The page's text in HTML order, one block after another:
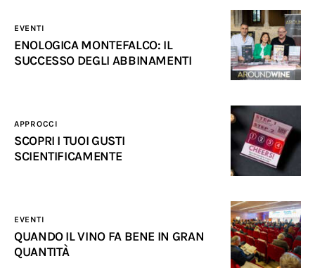
EVENTI
ENOLOGICA MONTEFALCO: IL
SUCCESSO DEGLI ABBINAMENTI
APPROCCI
SCOPRI I TUOI GUSTI
SCIENTIFICAMENTE
EVENTI
QUANDO IL VINO FA BENE IN GRAN
QUANTITÀ